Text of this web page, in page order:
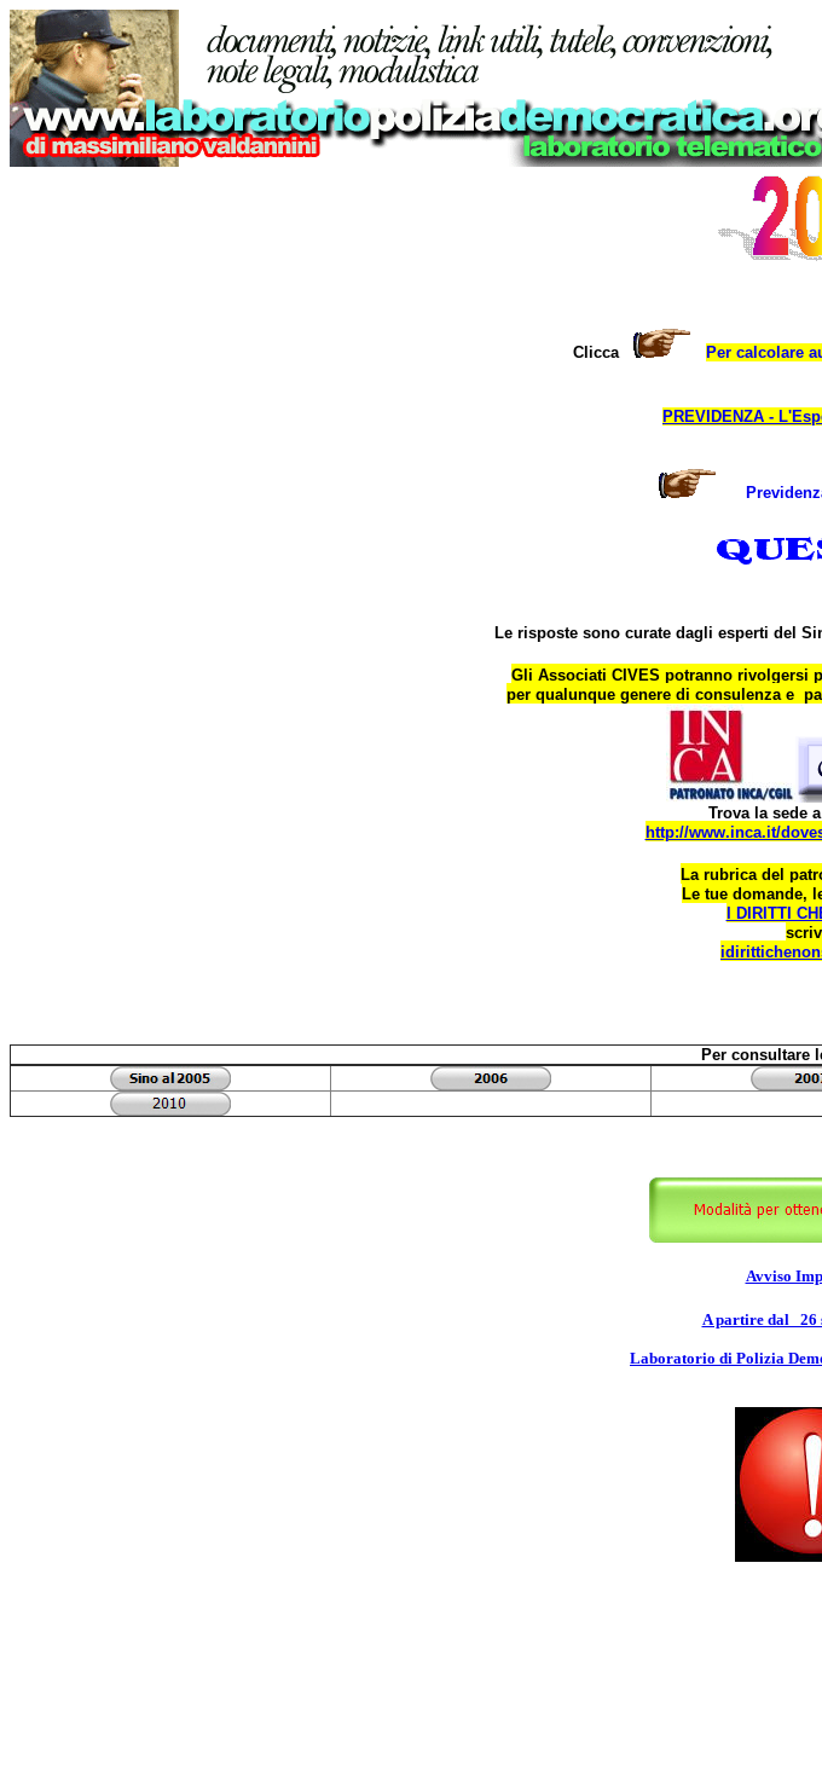
Clicca Per calcolare
PREVIDENZA -
Le risposte sono curate dagli esperti del
Gli Associati CIVES potranno rivolgersi
per qualunque genere di consulenza e
Trova la sede
http://www.inca.it/
La rubrica del
Le tue domande,
I DIRITTI
Per consultare
Avviso
A partire dal 26
Laboratorio di Polizia